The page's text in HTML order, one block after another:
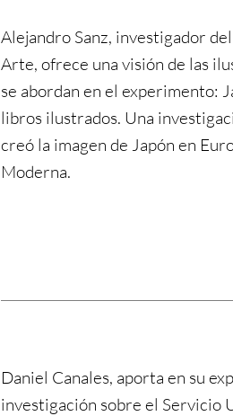
Alejandro Sanz, investigador
Arte, ofrece una visión de las
se abordan en el experimento:
libros ilustrados. Una
creó la imagen de Japón en
Moderna.
Daniel Canales, aporta en su
investigación sobre el Servicio